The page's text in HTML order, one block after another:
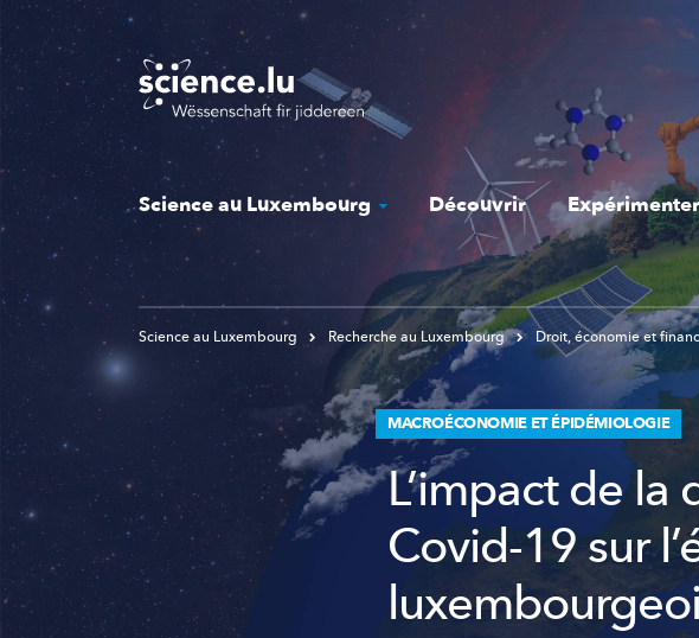
Skip
to
main
content
Science au Luxembourg Découvrir Expérimenter
Science au Luxembourg Recherche au Luxembourg Droit, économie et
MACROÉCONOMIE ET ÉPIDÉMIOLOGIE
L’impact de
Covid-19 sur